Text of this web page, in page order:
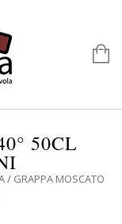
50CL
/ GRAPPA MOSCATO